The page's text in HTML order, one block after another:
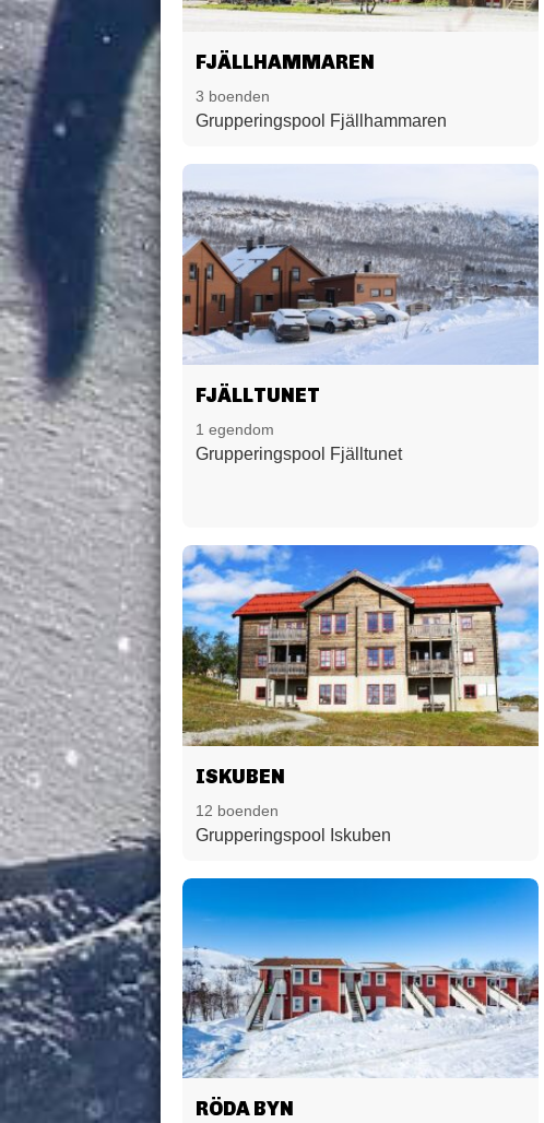
FJÄLLHAMMAREN
3 boenden
Grupperingspool Fjällhammaren
FJÄLLTUNET
1 egendom
Grupperingspool Fjälltunet
ISKUBEN
12 boenden
Grupperingspool Iskuben
RÖDA BYN